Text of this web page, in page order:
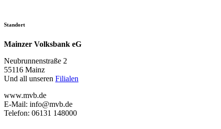
Standort
Mainzer Volksbank eG
Neubrunnenstraße 2
55116 Mainz
Und all unseren Filialen
www.mvb.de
E-Mail: info@mvb.de
Telefon: 06131 148000